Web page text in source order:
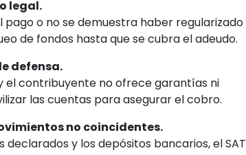
legal.
pago o no se demuestra haber regularizado
de fondos hasta que se cubra el adeudo.
defensa.
el contribuyente no ofrece garantías ni
las cuentas para asegurar el cobro.
no coincidentes.
y los depósitos bancarios, el SAT